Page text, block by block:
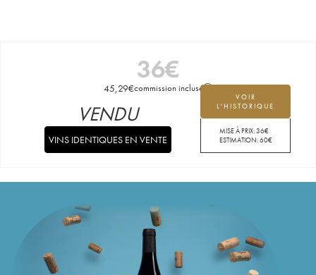
36€
45,29€commission incluse
VOIR
L'HISTORIQUE
MISE À PRIX:36€
ESTIMATION:60€
VENDU
VINS IDENTIQUES EN VENTE